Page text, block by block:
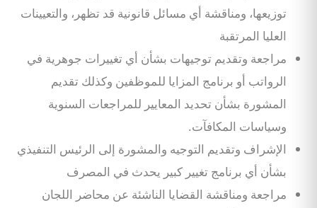
توزيعها، ومناقشة أي مسائل قانونية قد تظهر، والتعيينات
العليا المرتقبة
مراجعة وتقديم توجيهات بشأن أي تغييرات جوهرية في
الرواتب أو برنامج المزايا للموظفين وكذلك تقديم
المشورة بشأن تحديد المعايير للمراجعات السنوية
وسياسات المكافآت.
الإشراف وتقديم التوجيه والمشورة إلى الرئيس التنفيذي
بشأن أي برنامج تغيير كبير يحدث في المصرف
مراجعة ومناقشة القضايا الناشئة عن محاضر اللجان